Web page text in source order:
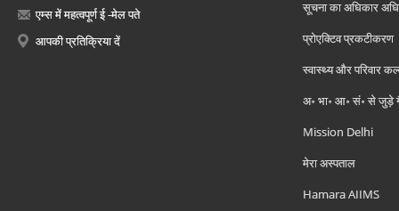
एम्स में महत्वपूर्ण ई -मेल पते
आपकी प्रतिक्रिया दें
सूचना का अधिकार
प्रोएक्टिव प्रकटीकरण
स्वास्थ्य और परिवार
अ॰ भा॰ आ॰ सं॰ से जुड़े
Mission Delhi
मेरा अस्पताल
Hamara AIIMS